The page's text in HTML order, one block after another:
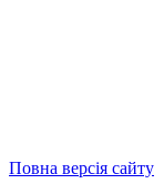
Повна версія сайту